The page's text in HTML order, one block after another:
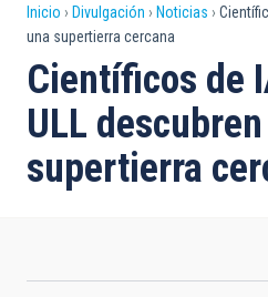
Sobrescribir
enlaces
de
ayuda
a
Inicio Divulgación Noticias
una supertierra cercana
Científicos de
ULL
supertierra